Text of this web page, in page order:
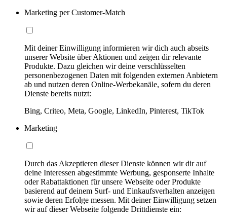
Marketing per Customer-Match
Mit deiner Einwilligung informieren wir dich auch abseits
unserer Website über Aktionen und zeigen dir relevante
Produkte. Dazu gleichen wir deine verschlüsselten
personenbezogenen Daten mit folgenden externen Anbietern
ab und nutzen deren Online-Werbekanäle, sofern du deren
Dienste bereits nutzt:
Bing, Criteo, Meta, Google, LinkedIn, Pinterest, TikTok
Marketing
Durch das Akzeptieren dieser Dienste können wir dir auf
deine Interessen abgestimmte Werbung, gesponserte Inhalte
oder Rabattaktionen für unsere Webseite oder Produkte
basierend auf deinem Surf- und Einkaufsverhalten anzeigen
sowie deren Erfolge messen. Mit deiner Einwilligung setzen
wir auf dieser Webseite folgende Drittdienste ein: